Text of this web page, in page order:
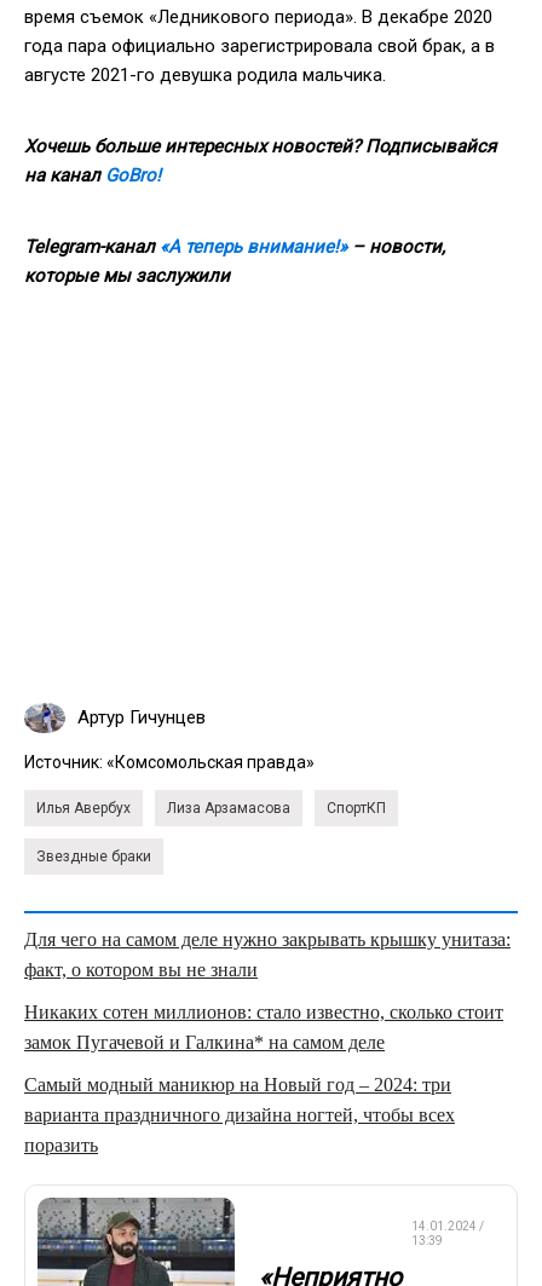
время съемок «Ледникового периода». В декабре 2020
года пара официально зарегистрировала свой брак, а в
августе 2021-го девушка родила мальчика.
Хочешь больше интересных новостей? Подписывайся
на канал GoBro!
Telegram-канал «А теперь внимание!»– новости,
которые мы заслужили
Артур Гичунцев
Источник: «Комсомольская правда»
Илья Авербух Лиза Арзамасова СпортКП
Звездные браки
Для чего на самом деле нужно закрывать крышку унитаза:
факт, о котором вы не знали
Никаких сотен миллионов: стало известно, сколько стоит
замок Пугачевой и Галкина* на самом деле
Самый модный маникюр на Новый год – 2024: три
варианта праздничного дизайна ногтей, чтобы всех
поразить
14.01.2024 /
13:39
«Неприятно